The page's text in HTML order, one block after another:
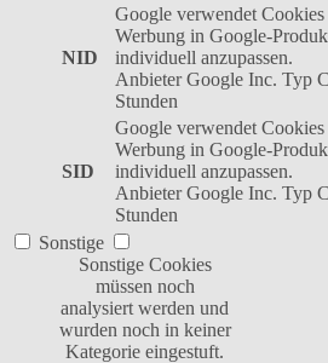
NID
Google verwendet
Werbung in Google-
individuell anzupassen.
Anbieter Google Inc. Typ
Stunden
SID
Google verwendet
Werbung in Google-
individuell anzupassen.
Anbieter Google Inc. Typ
Stunden
Sonstige
Sonstige Cookies
müssen noch
analysiert werden und
wurden noch in keiner
Kategorie eingestuft.